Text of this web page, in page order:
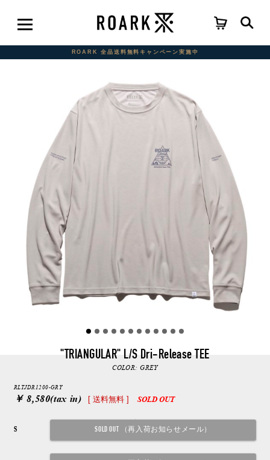
ROARK 全品送料無料キャンペーン実施中
"TRIANGULAR" L/S Dri-Release TEE
COLOR:GREY
RLTJDR1200-GRY
￥ 8,580(tax in) [ 送料無料 ] SOLD OUT
S